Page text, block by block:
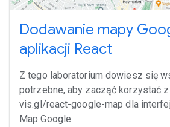
Dodawanie mapy
aplikacji React
Z tego laboratorium dowiesz się
potrzebne, aby zacząć korzystać
vis.gl/react-google-map dla
Map Google.